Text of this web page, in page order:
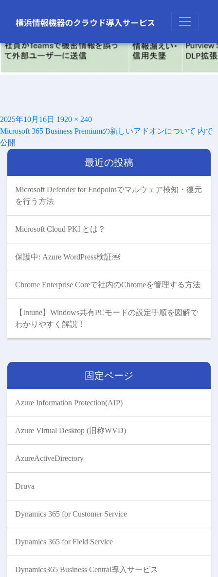
次の画像
投
稿
日:
2025年10月16日 フ
ル
1920 × 240
投
稿
ナ
Microsoft 365 Business Premiumの新しいアドオンについて 内で
公開
最近の投稿
Microsoft Defender for Endpointでマルウェア検知・復元
を行う方法
Microsoft Cloud PKI とは？
保護中: Azure WordPress検証￼
Chrome Enterprise Coreで社内のChromeを管理する方法
【Intune】Windows共有PCモードの設定手順を図解で
わかりやすく解説！
固定ページ
Azure Information Protection(AIP)
Azure Virtual Desktop (旧称WVD)
AzureActiveDirectory
Druva
Dynamics 365 for Customer Service
Dynamics 365 for Field Service
Dynamics365 Business Central導入サービス